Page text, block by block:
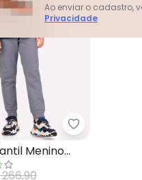
Menino Embossing
Kyly -
Menino
Ao enviar o cadastro,
Privacidade